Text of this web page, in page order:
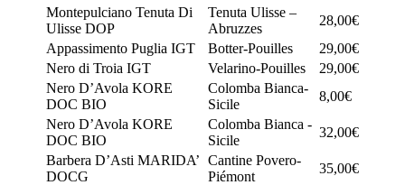
Montepulciano Tenuta Di
Ulisse DOP
Tenuta Ulisse –
Abruzzes
28,00€
Appassimento Puglia IGT
Botter-Pouilles
29,00€
Nero di Troia IGT
Velarino-Pouilles
29,00€
Nero D’Avola KORE
DOC BIO
Colomba Bianca-
Sicile
8,00€
Nero D’Avola KORE
DOC BIO
Colomba Bianca -
Sicile
32,00€
Barbera D’Asti MARIDA’
DOCG
Cantine Povero-
Piémont
35,00€